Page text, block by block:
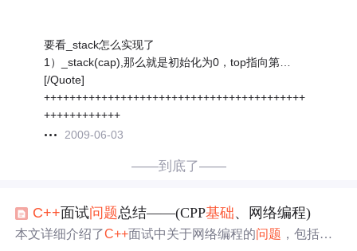
要看_stack怎么实现了
1）_stack(cap),那么就是初始化为0，top指向第…
[/Quote]
+++++++++++++++++++++++++++++++++++++++++
++++++++++++
2009-06-03
——到底了——
C++面试问题总结——(CPP基础、网络编程)
本文详细介绍了C++面试中关于网络编程的问题 ，包括mai